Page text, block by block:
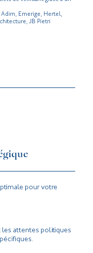
Adim, Emerige, Hertel,
JB Pietri
pour votre
les attentes politiques